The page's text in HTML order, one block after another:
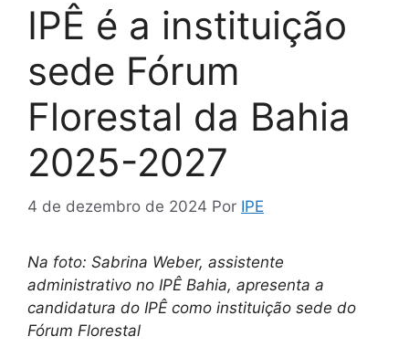
IPÊ é a instituição
sede Fórum
Florestal da Bahia
2025-2027
4 de dezembro de 2024 Por IPE
Na foto: Sabrina Weber, assistente
administrativo no IPÊ Bahia, apresenta a
candidatura do IPÊ como instituição sede do
Fórum Florestal